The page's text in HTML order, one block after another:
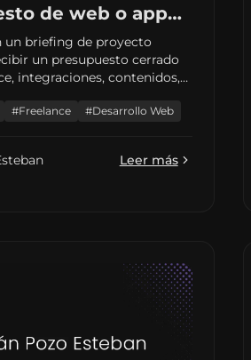
de web o app
mental que
(y
un briefing de proyecto
un presupuesto cerrado
integraciones, contenidos,
para pymes y startups en
#Freelance #Desarrollo Web
Leer más